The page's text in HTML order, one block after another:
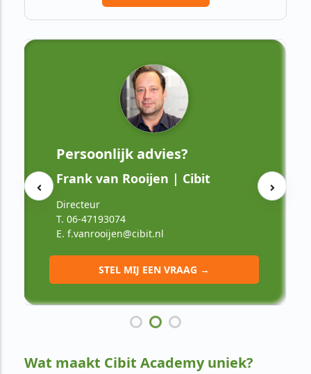
Persoonlijk advies?
Frank van Rooijen | Cibit
Directeur
T. 06-47193074
E. f.vanrooijen@cibit.nl
STEL MIJ EEN VRAAG →
Wat maakt Cibit Academy uniek?